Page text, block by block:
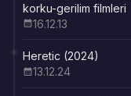
korku-gerilim filmleri
16.12.13
Heretic (2024)
13.12.24